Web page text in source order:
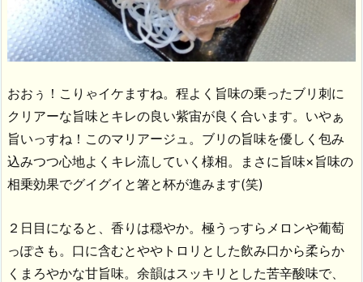
おおぅ！こりゃイケますね。程よく旨味の乗ったブリ刺に
クリアーな旨味とキレの良い紫宙が良く合います。いやぁ
旨いっすね！このマリアージュ。ブリの旨味を優しく包み
込みつつ心地よくキレ流していく様相。まさに旨味×旨味の
相乗効果でグイグイと箸と杯が進みます(笑)
２日目になると、香りは穏やか。極うっすらメロンや葡萄
っぽさも。口に含むとややトロリとした飲み口から柔らか
くまろやかな甘旨味。余韻はスッキリとした苦辛酸味で、